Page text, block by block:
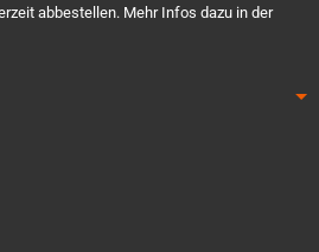
abbestellen. Mehr Infos dazu in der